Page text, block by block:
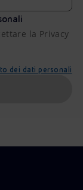
la Privacy
dei dati personali